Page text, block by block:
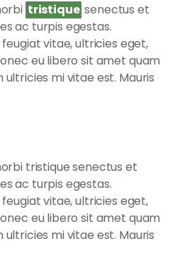
tristique senectus et
ac turpis egestas.
vitae, ultricies eget,
eu libero sit amet quam
mi vitae est. Mauris
tristique senectus et
ac turpis egestas.
vitae, ultricies eget,
eu libero sit amet quam
mi vitae est. Mauris